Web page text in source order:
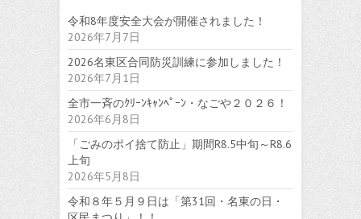
令和8年度安全大会が開催されました！
2026年7月7日
2026名東区合同防災訓練に参加しました！
2026年7月1日
全市一斉のｸﾘｰﾝｷｬﾝﾍﾟｰﾝ・なごや２０２６！
2026年6月8日
「ごみのポイ捨て防止」期間R8.5中旬～R8.6
上旬
2026年5月8日
令和８年５月９日は「第31回・名東の日・